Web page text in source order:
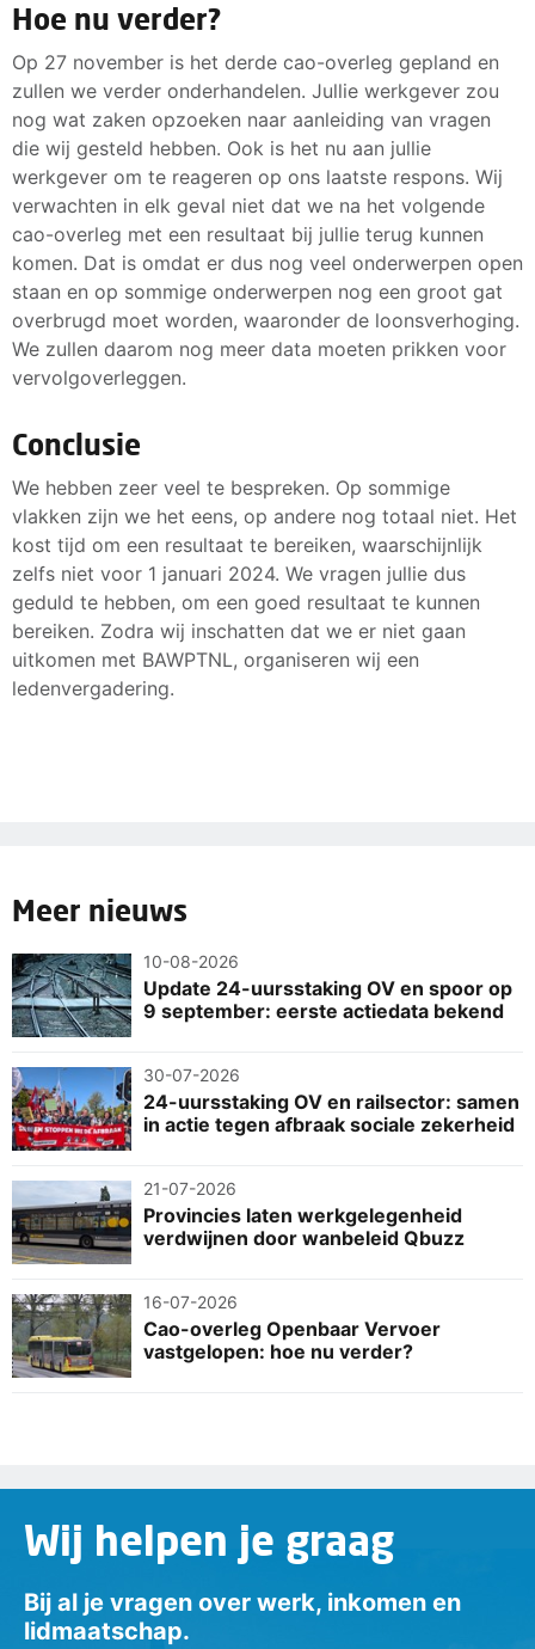
Hoe nu verder?
Op 27 november is het derde cao-overleg gepland en
zullen we verder onderhandelen. Jullie werkgever zou
nog wat zaken opzoeken naar aanleiding van vragen
die wij gesteld hebben. Ook is het nu aan jullie
werkgever om te reageren op ons laatste respons. Wij
verwachten in elk geval niet dat we na het volgende
cao-overleg met een resultaat bij jullie terug kunnen
komen. Dat is omdat er dus nog veel onderwerpen open
staan en op sommige onderwerpen nog een groot gat
overbrugd moet worden, waaronder de loonsverhoging.
We zullen daarom nog meer data moeten prikken voor
vervolgoverleggen.
Conclusie
We hebben zeer veel te bespreken. Op sommige
vlakken zijn we het eens, op andere nog totaal niet. Het
kost tijd om een resultaat te bereiken, waarschijnlijk
zelfs niet voor 1 januari 2024. We vragen jullie dus
geduld te hebben, om een goed resultaat te kunnen
bereiken. Zodra wij inschatten dat we er niet gaan
uitkomen met BAWPTNL, organiseren wij een
ledenvergadering.
Meer nieuws
10-08-2026
Update 24-uursstaking OV en spoor op
9 september: eerste actiedata bekend
30-07-2026
24-uursstaking OV en railsector: samen
in actie tegen afbraak sociale zekerheid
21-07-2026
Provincies laten werkgelegenheid
verdwijnen door wanbeleid Qbuzz
16-07-2026
Cao-overleg Openbaar Vervoer
vastgelopen: hoe nu verder?
Wij helpen je graag
Bij al je vragen over werk, inkomen en
lidmaatschap.